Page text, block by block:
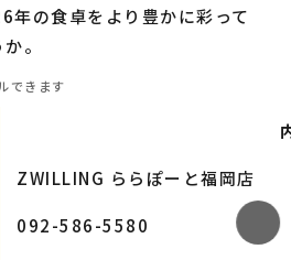
年の食卓をより豊かに彩って
。
ZWILLING ららぽーと福岡店
092-586-5580